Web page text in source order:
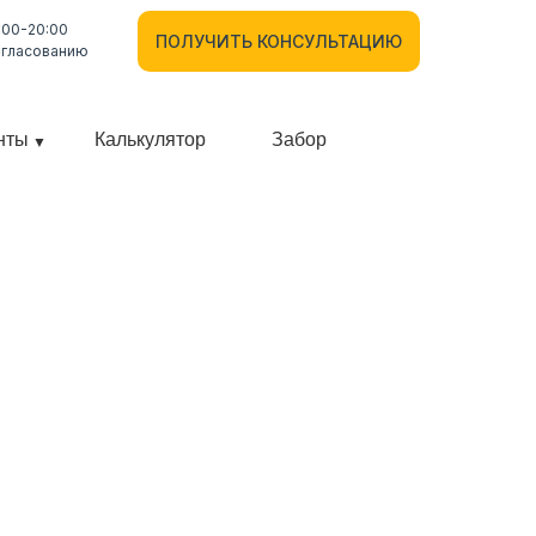
20:00
ПОЛУЧИТЬ КОНСУЛЬТАЦИЮ
Калькулятор Забор